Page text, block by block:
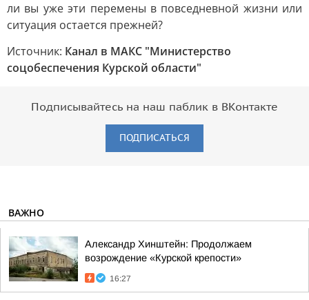
ли вы уже эти перемены в повседневной жизни или
ситуация остается прежней?
Источник: Канал в МАКС "Министерство
соцобеспечения Курской области"
Подписывайтесь на наш паблик в ВКонтакте
ПОДПИСАТЬСЯ
ВАЖНО
Александр Хинштейн: Продолжаем
возрождение «Курской крепости»
16:27